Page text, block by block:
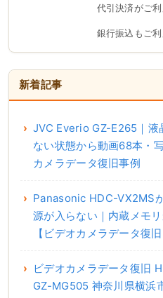
代引決済がご利
銀行振込もご利
新着記事
JVC Everio GZ-E265｜液
ない状態から動画68本・
カメラデータ復旧事例
Panasonic HDC-VX2MS
源が入らない｜内蔵メモ
【ビデオカメラデータ復旧
ビデオカメラデータ復旧
GZ-MG505 神奈川県横浜